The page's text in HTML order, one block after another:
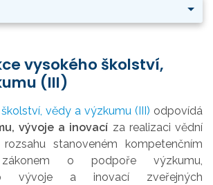
vysokého školství,
(III)
vědy a výzkumu (III) odpovídá
vývoje a inovací za realizaci vědní
rozsahustanoveném kompetenčním
zákonem o podpoře výzkumu,
vývoje a inovací zveřejných